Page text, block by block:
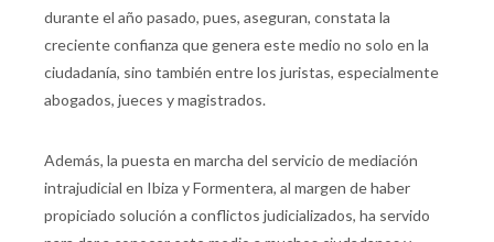
durante el año pasado, pues, aseguran, constata la
creciente confianza que genera este medio no solo en la
ciudadanía, sino también entre los juristas, especialmente
abogados, jueces y magistrados.
Además, la puesta en marcha del servicio de mediación
intrajudicial en Ibiza y Formentera, al margen de haber
propiciado solución a conflictos judicializados, ha servido